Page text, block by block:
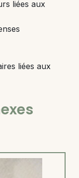
liées aux
liées aux